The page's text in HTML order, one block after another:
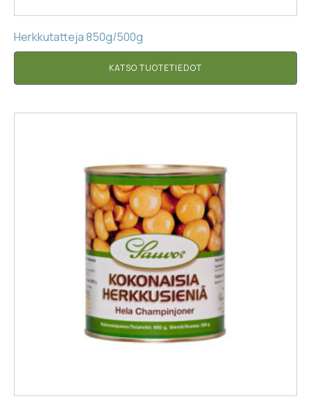
Herkkutatteja 850g/500g
KATSO TUOTETIEDOT